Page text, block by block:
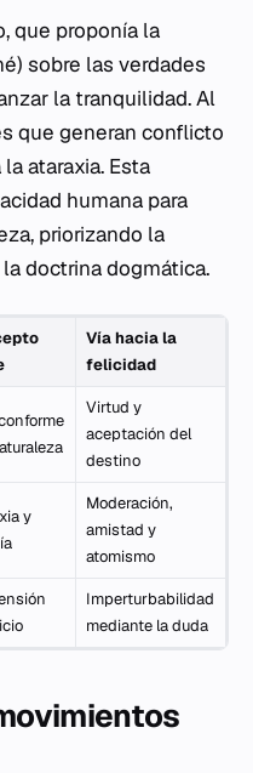
que proponía la
) sobre las verdades
la tranquilidad. Al
que generan conflicto
laataraxia. Esta
humana para
priorizando la
doctrina dogmática.
Vía hacia la
felicidad
Virtud y
aceptación del
destino
y
Moderación,
amistad y
atomismo
Imperturbabilidad
mediante la duda